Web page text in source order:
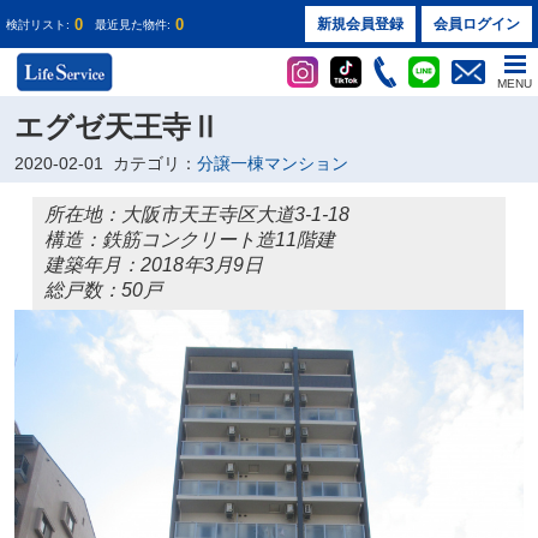
検討リスト: 0 最近見た物件: 0 新規会員登録 会員ログイン
MENU
エグゼ天王寺Ⅱ
2020-02-01 カテゴリ： 分譲一棟マンション
所在地：大阪市天王寺区大道3-1-18
構造：鉄筋コンクリート造11階建
建築年月：2018年3月9日
総戸数：50戸